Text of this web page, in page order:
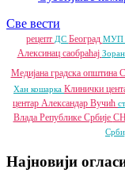
Све вести
рецепт ДС Београд МУП
Алексинац саобраћај
Медијана градска општина
Хан кошарка Клинички
центар Александар Вучић
Влада Републике Србије
Најновији